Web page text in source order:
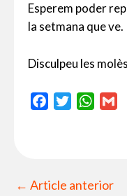
Esperem poder
la setmana que ve.
Disculpeu les
o
e
W
A
← Article anterior